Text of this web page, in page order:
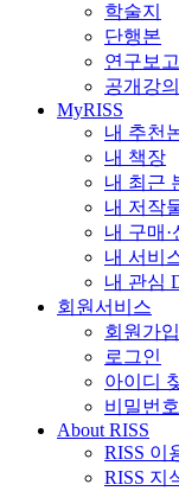
학술지
단행본
연구보
공개강의
MyRISS
내 추천
내 책장
내 최근
내 저작
내 구매
내 서비
내 관심
회원서비스
회원가입
로그인
아이디
비밀번호
About RISS
RISS 이
RISS 지